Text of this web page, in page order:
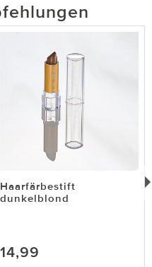
Haarfärbestift
dunkelblond
14,99